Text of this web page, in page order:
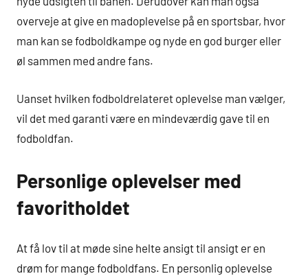
overveje at give en madoplevelse på en sportsbar, hvor
man kan se fodboldkampe og nyde en god burger eller
øl sammen med andre fans.
Uanset hvilken fodboldrelateret oplevelse man vælger,
vil det med garanti være en mindeværdig gave til en
fodboldfan.
Personlige oplevelser med
favoritholdet
At få lov til at møde sine helte ansigt til ansigt er en
drøm for mange fodboldfans. En personlig oplevelse